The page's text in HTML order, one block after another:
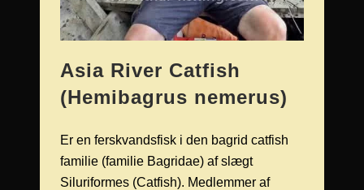
Asia River Catfish
(Hemibagrus nemerus)
Er en ferskvandsfisk i den bagrid catfish
familie (familie Bagridae) af slægt
Siluriformes (Catfish). Medlemmer af